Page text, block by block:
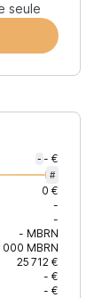
seule
- - €
#
0 €
-
-
- MBRN
000 MBRN
25 712 €
- €
- €